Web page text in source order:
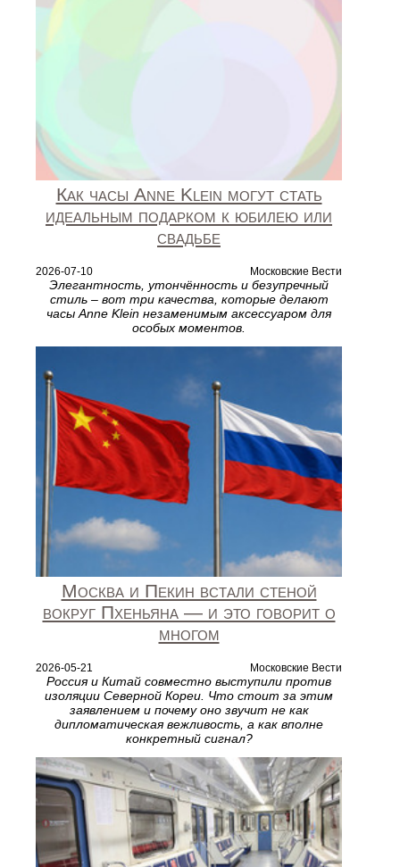
Как часы Anne Klein могут стать
идеальным подарком к юбилею или
свадьбе
2026-07-10 Московские Вести
Элегантность, утончённость и безупречный
стиль – вот три качества, которые делают
часы Anne Klein незаменимым аксессуаром для
особых моментов.
Москва и Пекин встали стеной
вокруг Пхеньяна — и это говорит о
многом
2026-05-21 Московские Вести
Россия и Китай совместно выступили против
изоляции Северной Кореи. Что стоит за этим
заявлением и почему оно звучит не как
дипломатическая вежливость, а как вполне
конкретный сигнал?